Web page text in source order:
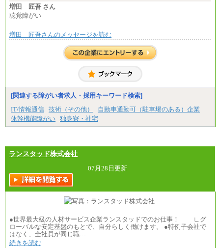
増田 匠吾 さん
聴覚障がい
増田 匠吾さんのメッセージを読む
[関連する障がい者求人・採用キーワード検索]
IT/情報通信 技術（その他）
自動車通勤可（駐車場のある）企業
体幹機能障がい 独身寮・社宅
ランスタッド株式会社
07月28日更新
●世界最大級の人材サービス企業ランスタッドでのお仕事！ ∟グ
ローバルな安定基盤のもとで、自分らしく働けます。 ●特例子会社で
はなく、全社員が同じ職…
続きを読む